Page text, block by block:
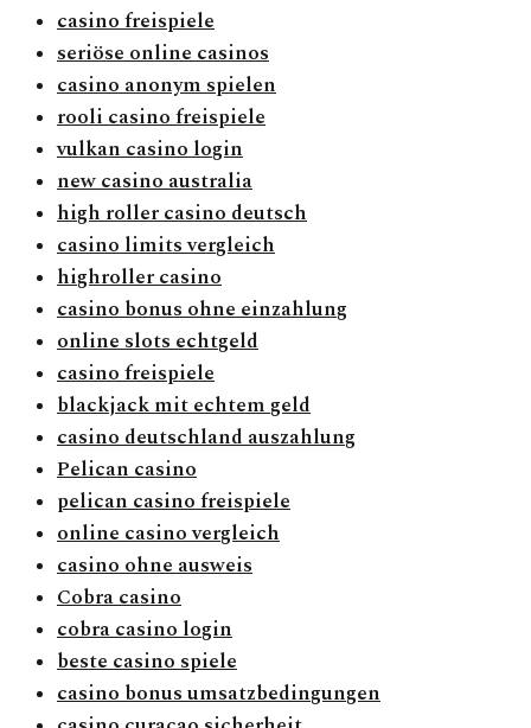
casino freispiele
seriöse online casinos
casino anonym spielen
rooli casino freispiele
vulkan casino login
new casino australia
high roller casino deutsch
casino limits vergleich
highroller casino
casino bonus ohne einzahlung
online slots echtgeld
casino freispiele
blackjack mit echtem geld
casino deutschland auszahlung
Pelican casino
pelican casino freispiele
online casino vergleich
casino ohne ausweis
Cobra casino
cobra casino login
beste casino spiele
casino bonus umsatzbedingungen